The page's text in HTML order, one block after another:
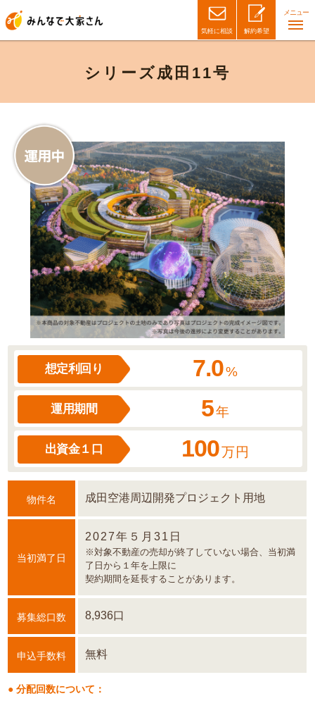
気軽に相談 解約希望
メニュー
シリーズ成田11号
想定利回り 7.0%
運用期間 5年
出資金１口 100万円
物件名 成田空港周辺開発プロジェクト用地
当初満了日
2027年５月31日
※対象不動産の売却が終了していない場合、当初満
了日から１年を上限に
契約期間を延長することがあります。
募集総口数 8,936口
申込手数料 無料
● 分配回数について：